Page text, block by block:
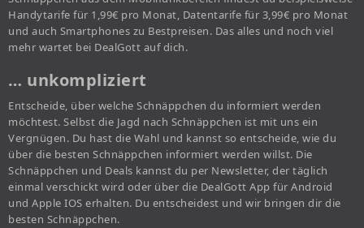
Handytarife für 1,99€ pro Monat, Datentarife für 3,99€ pro Monat
und auch Smartphones zu Bestpreisen. Das alles und noch viel
mehr wartet bei DealGott auf dich.
… unkompliziert
Entscheide, über welche Schnäppchen du informiert werden
möchtest. Selbst die Jagd nach Schnäppchen ist mit uns ein
Vergnügen. Du hast die Wahl und kannst so entscheide, wie du
über die besten Schnäppchen informiert werden willst. Die
Schnäppchen und Deals kannst du per Newsletter, der täglich
einmal verschickt wird oder über die DealGott App für Android
und Apple IOS erhalten. Du entscheidest und wir bringen dir die
besten Schnäppchen.